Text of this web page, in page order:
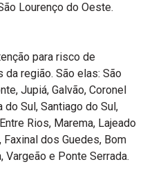
Lourenço do Oeste.
para risco de
da região. São elas: São
Jupiá, Galvão, Coronel
Sul, Santiago do Sul,
Rios, Marema, Lajeado
Faxinal dos Guedes, Bom
e Ponte Serrada.